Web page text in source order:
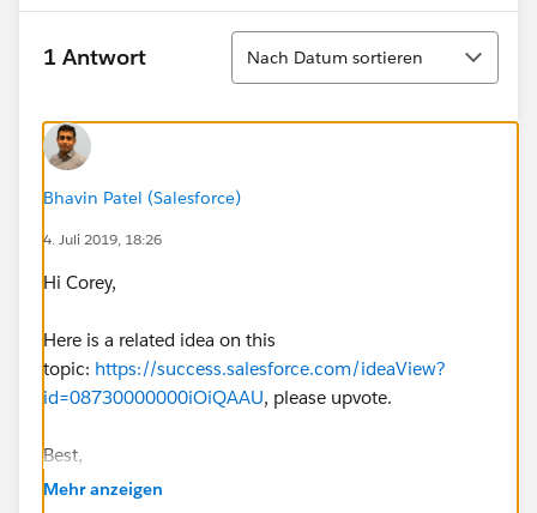
1 Antwort
Sortieren
Nach Datum sortieren
Bhavin Patel (Salesforce)
4. Juli 2019, 18:26
Hi Corey,
Here is a related idea on this
topic: https://success.salesforce.com/ideaView?
id=08730000000iOiQAAU, please upvote.
Best,
Mehr anzeigen